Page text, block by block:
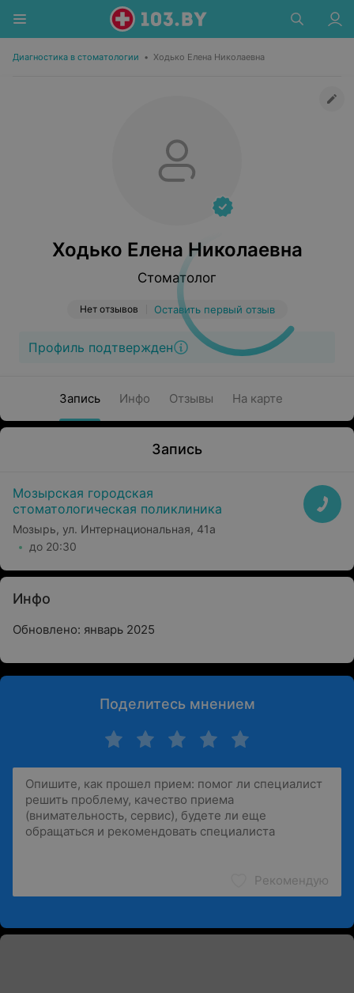
Диагностика в стоматологии • Ходько Елена Николаевна
Ходько Елена Николаевна
Стоматолог
Нет отзывов Оставить первый отзыв
Профиль подтвержден
Запись Инфо Отзывы На карте
Запись
Мозырская городская
стоматологическая поликлиника
Мозырь, ул. Интернациональная, 41а
до 20:30
Инфо
Обновлено: январь 2025
Поделитесь мнением
Рекомендую